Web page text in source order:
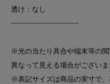
透け：なし
---------------------------
※光の当たり具合や端末等の
異なって見える場合がござい
※表記サイズは商品の実寸で